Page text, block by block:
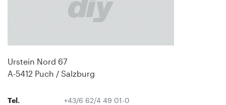
Urstein Nord 67
A-5412 Puch / Salzburg
Tel.
+43/6 62/4 49 01-0